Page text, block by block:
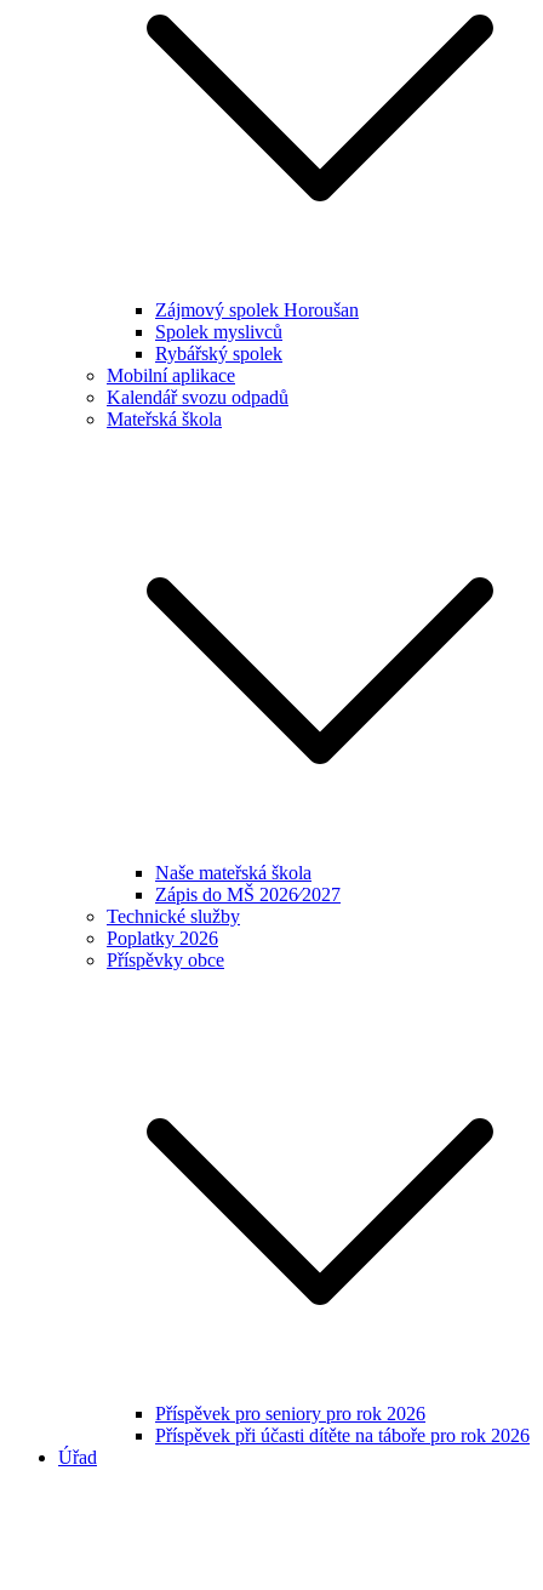
Zájmový spolek Horoušan
Spolek myslivců
Rybářský spolek
Mobilní aplikace
Kalendář svozu odpadů
Mateřská škola
Naše mateřská škola
Zápis do MŠ 2026⁄2027
Technické služby
Poplatky 2026
Příspěvky obce
Příspěvek pro seniory pro rok 2026
Příspěvek při účasti dítěte na táboře pro rok 2026
Úřad